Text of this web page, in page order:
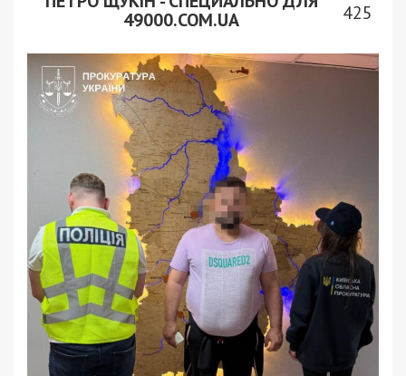
49000.COM.UA
425